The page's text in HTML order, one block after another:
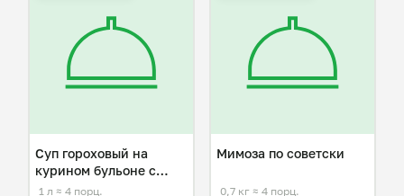
Суп гороховый на
курином бульоне с
капчёностямии
1 л ≈ 4 порц.
Мимоза по советски
0,7 кг ≈ 4 порц.